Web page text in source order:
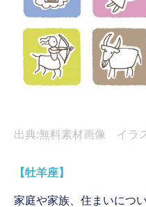
出典:無料素材画像 イラ
【牡羊座】
家庭や家族、住まいにつ